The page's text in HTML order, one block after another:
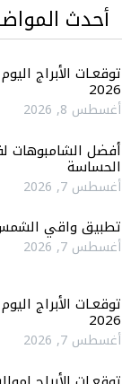
أحدث
2026
أغسطس 8, 2026
أفضل الشامبوهات
الحساسة
أغسطس 7, 2026
تطبيق واقي الشمس
أغسطس 7, 2026
2026
أغسطس 7, 2026